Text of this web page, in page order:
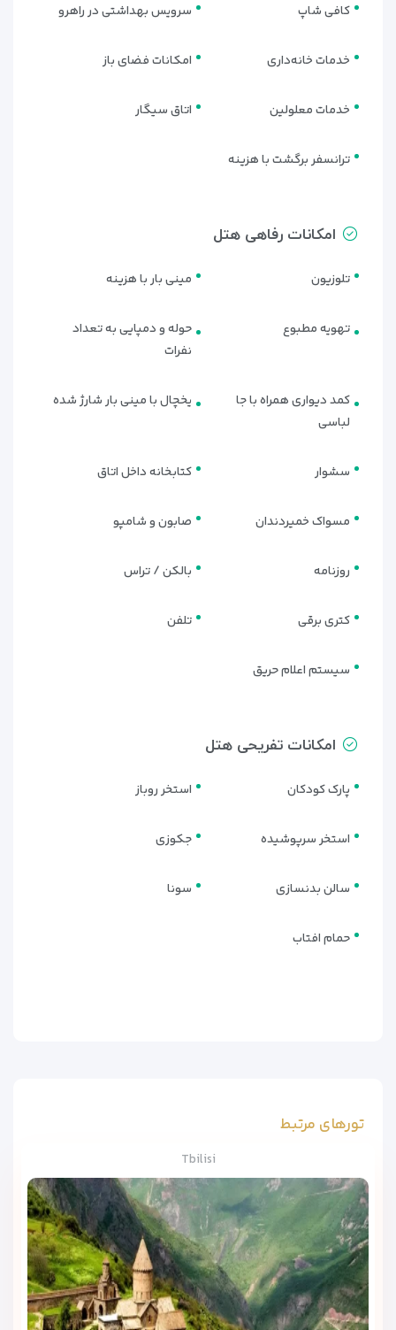
کافی شاپ سرویس بهداشتی در راهرو
خدمات خانه‌داری امکانات فضای باز
خدمات معلولین اتاق سیگار
ترانسفر برگشت با هزینه
امکانات رفاهی هتل
تلوزیون مینی بار با هزینه
تهویه مطبوع
حوله و دمپایی به تعداد
نفرات
کمد دیواری همراه با جا
لباسی
یخچال با مینی بار شارژ شده
سشوار کتابخانه داخل اتاق
مسواک خمیردندان صابون و شامپو
روزنامه بالکن / تراس
کتری برقی تلفن
سیستم اعلام حریق
امکانات تفریحی هتل
پارک کودکان استخر روباز
استخر سرپوشیده جکوزی
سالن بدنسازی سونا
حمام افتاب
تورهای مرتبط
Tbilisi